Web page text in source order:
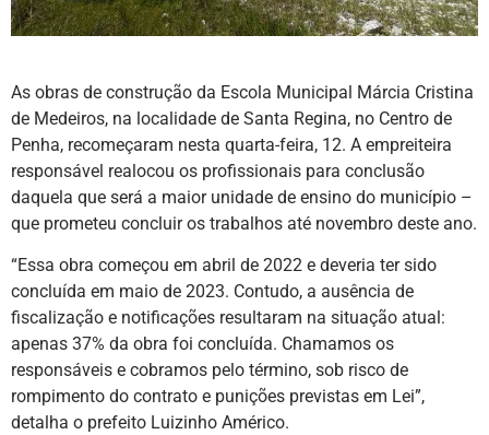
As obras de construção da Escola Municipal Márcia Cristina
de Medeiros, na localidade de Santa Regina, no Centro de
Penha, recomeçaram nesta quarta-feira, 12. A empreiteira
responsável realocou os profissionais para conclusão
daquela que será a maior unidade de ensino do município –
que prometeu concluir os trabalhos até novembro deste ano.
“Essa obra começou em abril de 2022 e deveria ter sido
concluída em maio de 2023. Contudo, a ausência de
fiscalização e notificações resultaram na situação atual:
apenas 37% da obra foi concluída. Chamamos os
responsáveis e cobramos pelo término, sob risco de
rompimento do contrato e punições previstas em Lei”,
detalha o prefeito Luizinho Américo.